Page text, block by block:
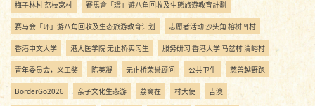
梅子林村 荔枝窝村 賽馬會「環」遊八角回收及生態旅遊教育計劃
赛马会「环」游八角回收及生态旅游教育计划 志愿者活动 沙头角 榕树凹村
香港中文大学 港大医学院 无止桥实习生 服务研习 香港大学 马岔村 清峪村
青年委员会，义工奖 陈英凝 无止桥荣誉顾问 公共卫生 慈善越野跑
BorderGo2026 亲子文化生态游 荔窝在 村大使 吉澳